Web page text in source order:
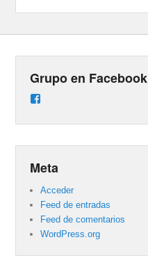
Grupo en Facebook
Meta
Acceder
Feed de entradas
Feed de comentarios
WordPress.org